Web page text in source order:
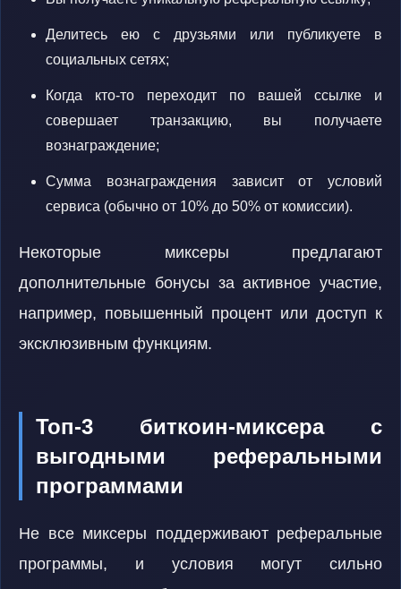
Делитесь ею с друзьями или публикуете в
социальных сетях;
Когда кто-то переходит по вашей ссылке и
совершает транзакцию, вы получаете
вознаграждение;
Сумма вознаграждения зависит от условий
сервиса (обычно от 10% до 50% от комиссии).
Некоторые миксеры предлагают
дополнительные бонусы за активное участие,
например, повышенный процент или доступ к
эксклюзивным функциям.
Топ-3 биткоин-миксера с
выгодными реферальными
программами
Не все миксеры поддерживают реферальные
программы, и условия могут сильно